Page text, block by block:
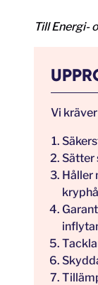
Till Energi-
Vi
Sätter
Håller